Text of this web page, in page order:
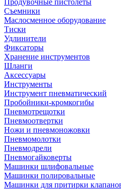
Продувочные пистолеты
Съемники
Маслосменное оборудование
Тиски
Удлинители
Фиксаторы
Хранение инструментов
Шланги
Аксессуары
Инструменты
Инструмент пневматический
Пробойники-кромкогибы
Пневмотрещотки
Пневмоотвертки
Ножи и пневмоножовки
Пневмомолотки
Пневмодрели
Пневмогайковерты
Машинки шлифовальные
Машинки полировальные
Машинки для притирки